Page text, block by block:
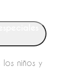
niños y